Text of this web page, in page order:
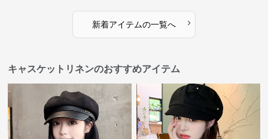
新着アイテムの一覧へ ›
キャスケットリネンのおすすめアイテム